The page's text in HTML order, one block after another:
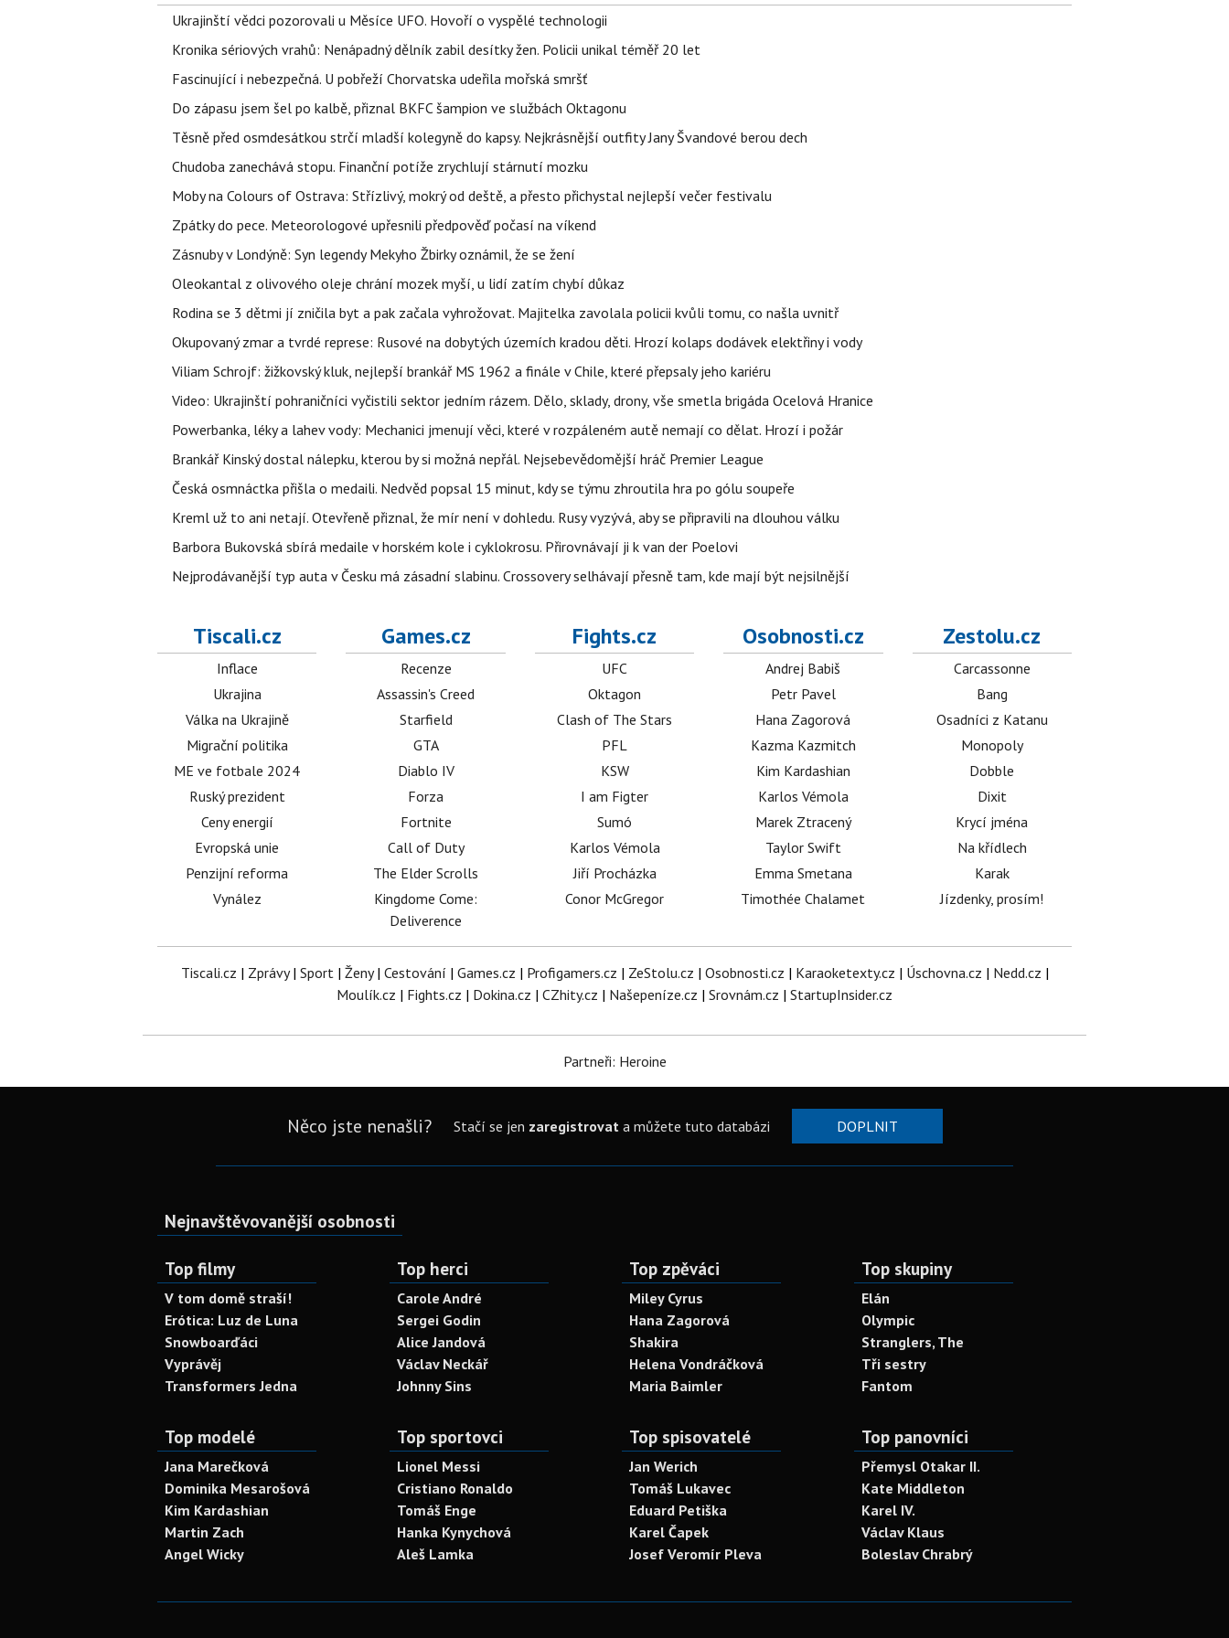
Ukrajinští vědci pozorovali u Měsíce UFO. Hovoří o vyspělé technologii
Kronika sériových vrahů: Nenápadný dělník zabil desítky žen. Policii unikal téměř 20 let
Fascinující i nebezpečná. U pobřeží Chorvatska udeřila mořská smršť
Do zápasu jsem šel po kalbě, přiznal BKFC šampion ve službách Oktagonu
Těsně před osmdesátkou strčí mladší kolegyně do kapsy. Nejkrásnější outfity Jany Švandové berou dech
Chudoba zanechává stopu. Finanční potíže zrychlují stárnutí mozku
Moby na Colours of Ostrava: Střízlivý, mokrý od deště, a přesto přichystal nejlepší večer festivalu
Zpátky do pece. Meteorologové upřesnili předpověď počasí na víkend
Zásnuby v Londýně: Syn legendy Mekyho Žbirky oznámil, že se žení
Oleokantal z olivového oleje chrání mozek myší, u lidí zatím chybí důkaz
Rodina se 3 dětmi jí zničila byt a pak začala vyhrožovat. Majitelka zavolala policii kvůli tomu, co našla uvnitř
Okupovaný zmar a tvrdé represe: Rusové na dobytých územích kradou děti. Hrozí kolaps dodávek elektřiny i vody
Viliam Schrojf: žižkovský kluk, nejlepší brankář MS 1962 a finále v Chile, které přepsaly jeho kariéru
Video: Ukrajinští pohraničníci vyčistili sektor jedním rázem. Dělo, sklady, drony, vše smetla brigáda Ocelová Hranice
Powerbanka, léky a lahev vody: Mechanici jmenují věci, které v rozpáleném autě nemají co dělat. Hrozí i požár
Brankář Kinský dostal nálepku, kterou by si možná nepřál. Nejsebevědomější hráč Premier League
Česká osmnáctka přišla o medaili. Nedvěd popsal 15 minut, kdy se týmu zhroutila hra po gólu soupeře
Kreml už to ani netají. Otevřeně přiznal, že mír není v dohledu. Rusy vyzývá, aby se připravili na dlouhou válku
Barbora Bukovská sbírá medaile v horském kole i cyklokrosu. Přirovnávají ji k van der Poelovi
Nejprodávanější typ auta v Česku má zásadní slabinu. Crossovery selhávají přesně tam, kde mají být nejsilnější
Tiscali.cz
Inflace
Ukrajina
Válka na Ukrajině
Migrační politika
ME ve fotbale 2024
Ruský prezident
Ceny energií
Evropská unie
Penzijní reforma
Vynález
Games.cz
Recenze
Assassin's Creed
Starfield
GTA
Diablo IV
Forza
Fortnite
Call of Duty
The Elder Scrolls
Kingdome Come:
Deliverence
Fights.cz
UFC
Oktagon
Clash of The Stars
PFL
KSW
I am Figter
Sumó
Karlos Vémola
Jiří Procházka
Conor McGregor
Osobnosti.cz
Andrej Babiš
Petr Pavel
Hana Zagorová
Kazma Kazmitch
Kim Kardashian
Karlos Vémola
Marek Ztracený
Taylor Swift
Emma Smetana
Timothée Chalamet
Zestolu.cz
Carcassonne
Bang
Osadníci z Katanu
Monopoly
Dobble
Dixit
Krycí jména
Na křídlech
Karak
Jízdenky, prosím!
Tiscali.cz | Zprávy| Sport| Ženy| Cestování | Games.cz | Profigamers.cz | ZeStolu.cz | Osobnosti.cz | Karaoketexty.cz | Úschovna.cz | Nedd.cz |
Moulík.cz | Fights.cz | Dokina.cz | CZhity.cz | Našepeníze.cz | Srovnám.cz | StartupInsider.cz
Partneři: Heroine
Něco jste nenašli? Stačí se jen zaregistrovata můžete tuto databázi DOPLNIT
Nejnavštěvovanější osobnosti
Top filmy
V tom domě straší!
Erótica: Luz de Luna
Snowboarďáci
Vyprávěj
Transformers Jedna
Top herci
Carole André
Sergei Godin
Alice Jandová
Václav Neckář
Johnny Sins
Top zpěváci
Miley Cyrus
Hana Zagorová
Shakira
Helena Vondráčková
Maria Baimler
Top skupiny
Elán
Olympic
Stranglers, The
Tři sestry
Fantom
Top modelé
Jana Marečková
Dominika Mesarošová
Kim Kardashian
Martin Zach
Angel Wicky
Top sportovci
Lionel Messi
Cristiano Ronaldo
Tomáš Enge
Hanka Kynychová
Aleš Lamka
Top spisovatelé
Jan Werich
Tomáš Lukavec
Eduard Petiška
Karel Čapek
Josef Veromír Pleva
Top panovníci
Přemysl Otakar II.
Kate Middleton
Karel IV.
Václav Klaus
Boleslav Chrabrý